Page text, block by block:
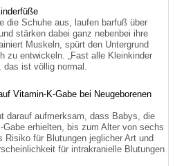
die Schuhe aus, laufen barfuß über
stärken dabei ganz nebenbei ihre
Muskeln, spürt den Untergrund
zu entwickeln. „Fast alle Kleinkinder
ist völlig normal.
Vitamin-K-Gabe bei Neugeborenen
darauf aufmerksam, dass Babys, die
erhielten, bis zum Alter von sechs
Risiko für Blutungen jeglicher Art und
für intrakranielle Blutungen